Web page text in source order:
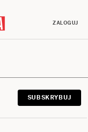
ZALOGUJ
SUBSKRYBUJ